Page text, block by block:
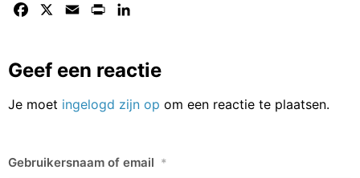
Facebook Email Print
Geef een reactie
Je moet ingelogd zijn op om een reactie te plaatsen.
Gebruikersnaam of email *